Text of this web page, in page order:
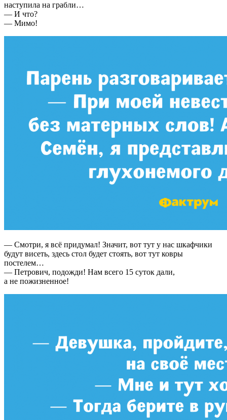
наступила на грабли…
— И что?
— Мимо!
— Смотри, я всё придумал! Значит, вот тут у нас шкафчики
будут висеть, здесь стол будет стоять, вот тут ковры
постелем…
— Петрович, подожди! Нам всего 15 суток дали,
а не пожизненное!